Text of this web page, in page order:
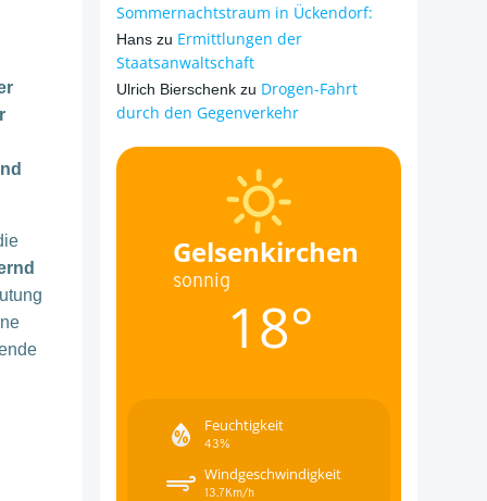
Sommernachtstraum in Ückendorf:
Hans zu Ermittlungen der
Staatsanwaltschaft
Ulrich Bierschenk zu Drogen-Fahrt
durch den Gegenverkehr
Gelsenkirchen
sonnig
18°
Feuchtigkeit
43%
Windgeschwindigkeit
13.7Km/h